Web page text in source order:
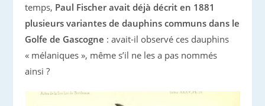
temps, Paul Fischer avait déjà décrit en 1881
plusieurs variantes de dauphins communs dans le
Golfe de Gascogne : avait-il observé ces dauphins
« mélaniques », même s’il ne les a pas nommés
ainsi ?